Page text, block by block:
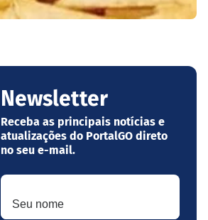
Newsletter
Receba as principais notícias e
atualizações do PortalGO direto
no seu e-mail.
Seu nome